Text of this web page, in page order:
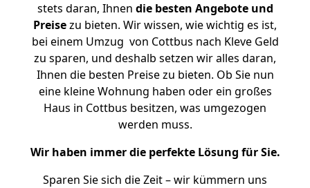
stets daran, Ihnen die besten Angebote und
Preisezu bieten. Wir wissen, wie wichtig es ist,
bei einem Umzug von Cottbus nach Kleve Geld
zu sparen, und deshalb setzen wir alles daran,
Ihnen die besten Preise zu bieten. Ob Sie nun
eine kleine Wohnung haben oder ein großes
Haus in Cottbus besitzen, was umgezogen
werden muss.
Wir haben immer die perfekte Lösung für Sie.
Sparen Sie sich die Zeit – wir kümmern uns